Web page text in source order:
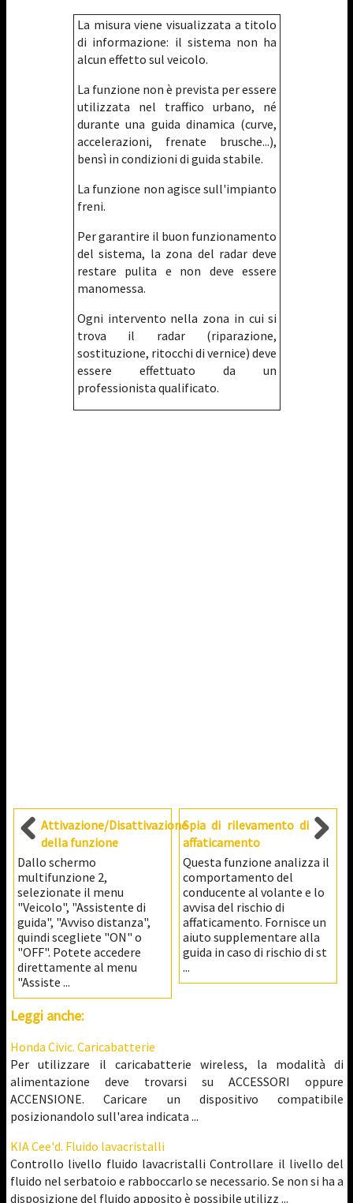
La misura viene visualizzata a titolo
di informazione: il sistema non ha
alcun effetto sul veicolo.
La funzione non è prevista per essere
utilizzata nel traffico urbano, né
durante una guida dinamica (curve,
accelerazioni, frenate brusche...),
bensì in condizioni di guida stabile.
La funzione non agisce sull'impianto
freni.
Per garantire il buon funzionamento
del sistema, la zona del radar deve
restare pulita e non deve essere
manomessa.
Ogni intervento nella zona in cui si
trova il radar (riparazione,
sostituzione, ritocchi di vernice) deve
essere effettuato da un
professionista qualificato.
Attivazione/Disattivazione
della funzione
Dallo schermo
multifunzione 2,
selezionate il menu
"Veicolo", "Assistente di
guida", "Avviso distanza",
quindi scegliete "ON" o
"OFF". Potete accedere
direttamente al menu
"Assiste ...
Spia di rilevamento di
affaticamento
Questa funzione analizza il
comportamento del
conducente al volante e lo
avvisa del rischio di
affaticamento. Fornisce un
aiuto supplementare alla
guida in caso di rischio di st
...
Leggi anche:
Honda Civic. Caricabatterie
Per utilizzare il caricabatterie wireless, la modalità di
alimentazione deve trovarsi su ACCESSORI oppure
ACCENSIONE. Caricare un dispositivo compatibile
posizionandolo sull'area indicata ...
KIA Cee'd. Fluido lavacristalli
Controllo livello fluido lavacristalli Controllare il livello del
fluido nel serbatoio e rabboccarlo se necessario. Se non si ha a
disposizione del fluido apposito è possibile utilizz ...